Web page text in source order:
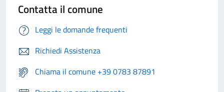
Contatta il comune
Leggi le domande frequenti
Richiedi Assistenza
Chiama il comune +39 0783 87891